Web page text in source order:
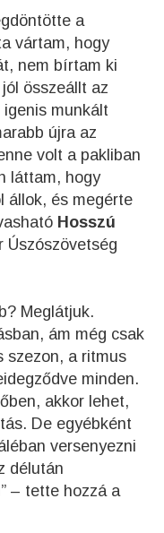
a
vártam, hogy
nem bírtam ki
összeállt az
munkált
újra az
volt a pakliban
láttam, hogy
állok, és megérte
Hosszú
Úszószövetség
Meglátjuk.
ám még csak
szezon, a ritmus
minden.
akkor lehet,
De egyébként
versenyezni
délután
– tette hozzá a